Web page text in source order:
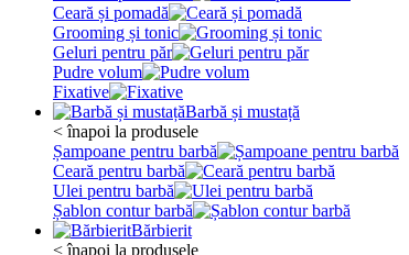
Ceară și pomadă
Grooming și tonic
Geluri pentru păr
Pudre volum
Fixative
Barbă și mustață
< înapoi la produsele
Șampoane pentru barbă
Ceară pentru barbă
Ulei pentru barbă
Șablon contur barbă
Bărbierit
< înapoi la produsele